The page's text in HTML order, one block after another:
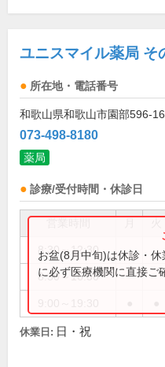
ユニスマイル薬局 そ
所在地・電話番号
和歌山県和歌山市園部596-16
073-498-8180
薬局
診療/受付時間・休診日
8:30～12:30
8:30～16:30
お盆(8月中旬)は休診・
に必ず医療機関に直接ご
休業日: 日・祝